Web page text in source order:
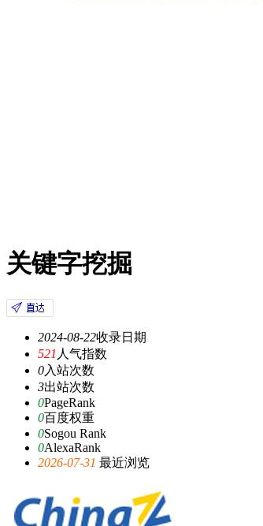
关键字挖掘
2024-08-22收录日期
521 人气指数
0入站次数
3出站次数
0PageRank
0百度权重
0Sogou Rank
0AlexaRank
2026-07-31 最近浏览